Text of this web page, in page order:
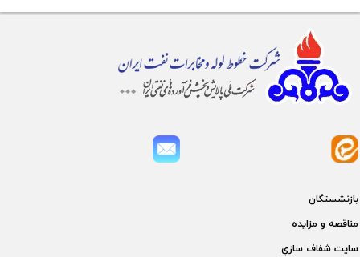
بازنشستگان
مناقصه و مزايده
سايت شفاف سازي